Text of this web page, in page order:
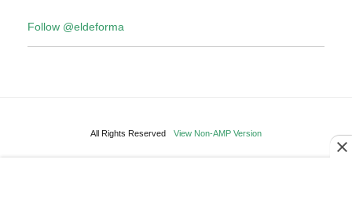
Follow @eldeforma
All Rights Reserved View Non-AMP Version